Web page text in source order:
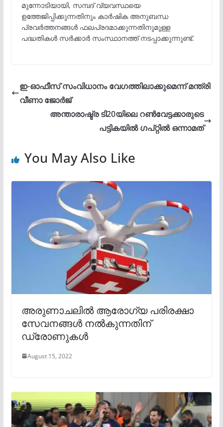
മുന്നോടിയായി, സമ്പദ് വ്യവസ്ഥയെ
ഉത്തേജിപ്പിക്കുന്നതിനും കാർഷിക അനുബന്ധ
പ്രവർത്തനങ്ങൾ ഫലപ്രദമാക്കുന്നതിനുമുള്ള
പദ്ധതികൾ സർക്കാർ സംസ്ഥാനത്ത് നടപ്പാക്കുന്നുണ്ട്.
ഇ-ഓഫീസ് സംവിധാനം വേഗത്തിലാക്കുമെന്ന് മന്ത്രി
വീണാ ജോര്‍ജ്
അന്താരാഷ്ട്ര ടി20യിലെ റൺവേട്ടക്കാരുടെ
പട്ടികയിൽ ​ഗപ്റ്റിൽ ഒന്നാമത്
You May Also Like
അരുണാചലിൽ ആരോഗ്യ പരിരക്ഷാ
സേവനങ്ങൾ നൽകുന്നതിന്
ഡ്രോണുകൾ
August 15, 2022